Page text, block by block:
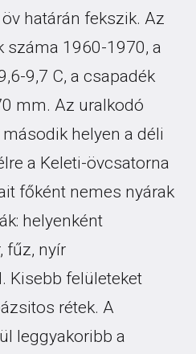
határán fekszik. Az
száma 1960-1970, a
9,7 C, a csapadék
mm. Az uralkodó
helyen a déli
a Keleti-övcsatorna
főként nemes nyárak
helyenként
fűz, nyír
Kisebb felületeket
rétek. A
leggyakoribb a